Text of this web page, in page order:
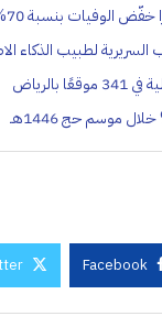
خفّض الوفيات بنسبة 70%
السريرية لطبيب الذكاء
Facebook